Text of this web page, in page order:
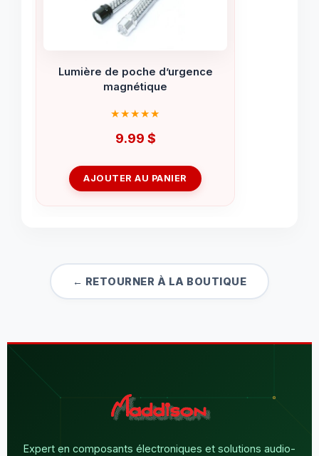
Lumière de poche d’urgence
magnétique
9.99 $
AJOUTER AU PANIER
← RETOURNER À LA BOUTIQUE
Expert en composants électroniques et solutions audio-